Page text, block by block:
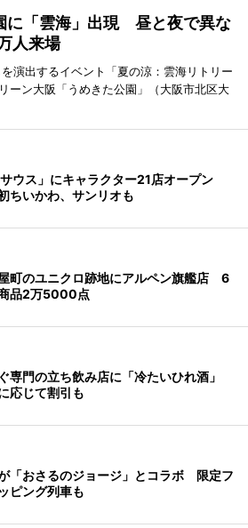
に「雲海」出現 昼と夜で異な
人来場
演出するイベント「夏の涼：雲海リトリー
ーン大阪「うめきた公園」（大阪市北区大
サウス」にキャラクター21店オープン
いかわ、サンリオも
町のユニクロ跡地にアルペン旗艦店 6
品2万5000点
専門の立ち飲み店に「冷たいひれ酒」
応じて割引も
「おさるのジョージ」とコラボ 限定フ
ピング列車も